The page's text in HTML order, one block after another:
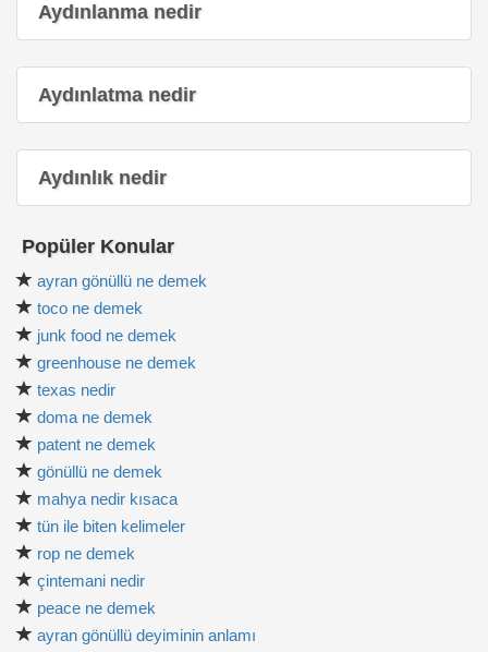
Aydınlanma nedir
Aydınlatma nedir
Aydınlık nedir
Popüler Konular
ayran gönüllü ne demek
toco ne demek
junk food ne demek
greenhouse ne demek
texas nedir
doma ne demek
patent ne demek
gönüllü ne demek
mahya nedir kısaca
tün ile biten kelimeler
rop ne demek
çintemani nedir
peace ne demek
ayran gönüllü deyiminin anlamı